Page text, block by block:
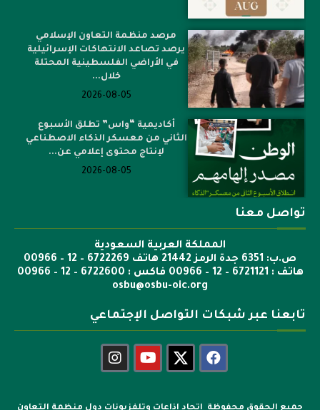
مرصد منظمة التعاون الإسلامي
يرصد تصاعد الانتهاكات الإسرائيلية
في الأراضي الفلسطينية المحتلة
خلال...
أكاديمية “واس” تطلق الأسبوع
الثاني من معسكر الذكاء الاصطناعي
لإنتاج محتوى إعلامي عن...
تواصل معنا
المملكة العربية السعودية
ص.ب: 6351 جدة الرمز 21442 هاتف 6722269 – 12 – 00966
osbu@osbu-oic.org
تابعنا عبر شبكات التواصل الإجتماعي